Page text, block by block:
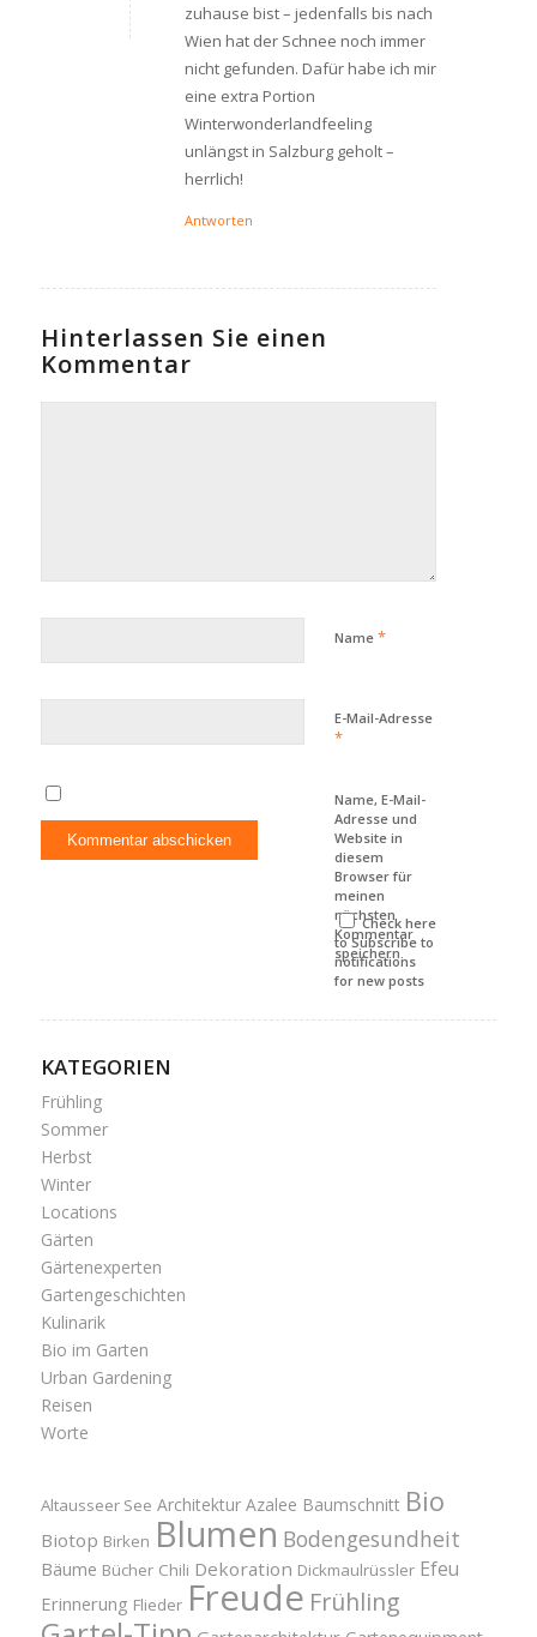
zuhause bist – jedenfalls bis nach
Wien hat der Schnee noch immer
nicht gefunden. Dafür habe ich mir
eine extra Portion
Winterwonderlandfeeling
unlängst in Salzburg geholt –
herrlich!
Antworten
Hinterlassen Sie einen
Kommentar
Name *
E-Mail-Adresse
*
Name, E-Mail-
Adresse und
Website in
diesem
Browser für
meinen
nächsten
Kommentar
speichern.
Check here
to Subscribe to
notifications
for new posts
KATEGORIEN
Frühling
Sommer
Herbst
Winter
Locations
Gärten
Gärtenexperten
Gartengeschichten
Kulinarik
Bio im Garten
Urban Gardening
Reisen
Worte
Altausseer See Architektur Azalee Baumschnitt Bio
Biotop Birken Blumen Bodengesundheit
Bäume Bücher Chili Dekoration Dickmaulrüssler Efeu
Erinnerung Flieder Freude Frühling